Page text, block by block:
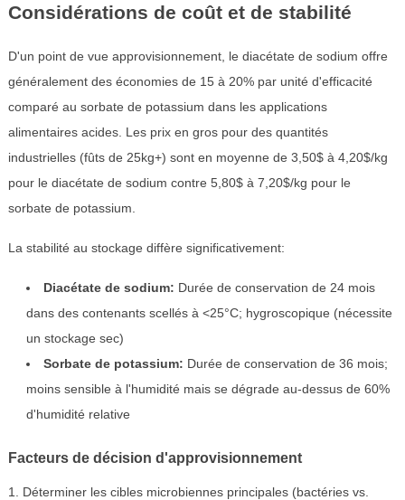
Considérations de coût et de stabilité
D'un point de vue approvisionnement, le diacétate de sodium offre
généralement des économies de 15 à 20% par unité d'efficacité
comparé au sorbate de potassium dans les applications
alimentaires acides. Les prix en gros pour des quantités
industrielles (fûts de 25kg+) sont en moyenne de 3,50$ à 4,20$/kg
pour le diacétate de sodium contre 5,80$ à 7,20$/kg pour le
sorbate de potassium.
La stabilité au stockage diffère significativement:
Diacétate de sodium: Durée de conservation de 24 mois
dans des contenants scellés à <25°C; hygroscopique (nécessite
un stockage sec)
Sorbate de potassium: Durée de conservation de 36 mois;
moins sensible à l'humidité mais se dégrade au-dessus de 60%
d'humidité relative
Facteurs de décision d'approvisionnement
Déterminer les cibles microbiennes principales (bactéries vs.